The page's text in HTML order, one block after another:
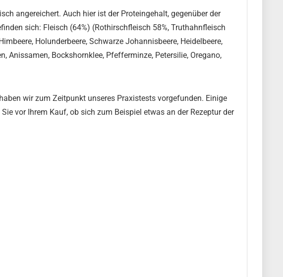
angereichert. Auch hier ist der Proteingehalt, gegenüber der
sich: Fleisch (64%) (Rothirschfleisch 58%, Truthahnfleisch
Holunderbeere, Schwarze Johannisbeere, Heidelbeere,
Anissamen, Bockshornklee, Pfefferminze, Petersilie, Oregano,
wir zum Zeitpunkt unseres Praxistests vorgefunden. Einige
vor Ihrem Kauf, ob sich zum Beispiel etwas an der Rezeptur der